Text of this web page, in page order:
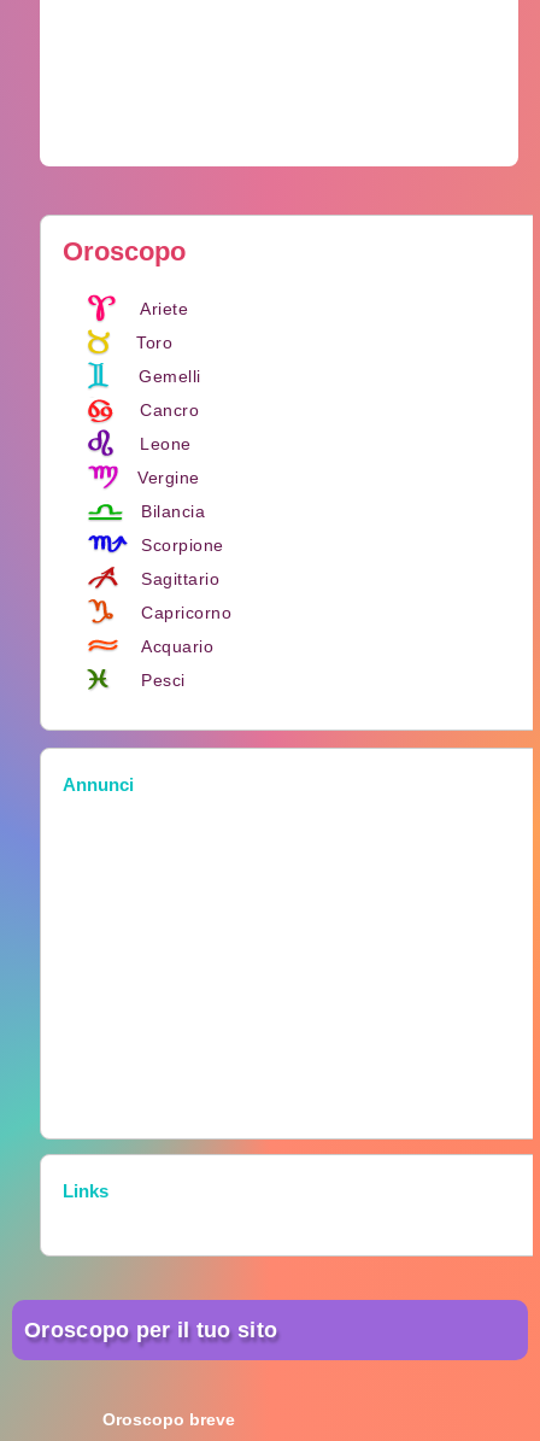
Oroscopo
Ariete
Toro
Gemelli
Cancro
Leone
Vergine
Bilancia
Scorpione
Sagittario
Capricorno
Acquario
Pesci
Annunci
Links
Oroscopo per il tuo sito
Oroscopo breve